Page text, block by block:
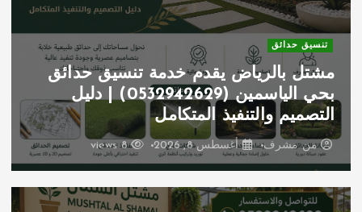
تنسيق حدائق
مشتل بالرياض يقدم خدمة تنسيق حدائق
بحي الياسمين (0532942629) | دليل
التصميم والتنفيذ المتكامل
منمشرف أغسطس 8, 2026 8 views